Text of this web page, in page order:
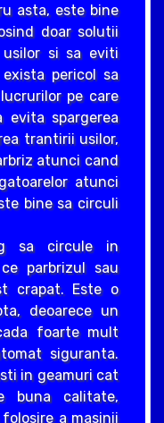
asta, este bine
doar solutii
si sa eviti
pericol sa
pe care
spargerea
trantirii usilor,
atunci cand
atunci
bine sa circuli
sa circule in
parbrizul sau
crapat. Este o
deoarece un
foarte mult
siguranta.
in geamuri cat
buna calitate,
a masinii